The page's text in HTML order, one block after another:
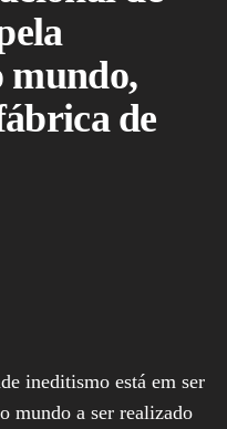
Assembleia
Legislativa,
São Paulo,
de Janeiro,
Centro-
Sul, Sudeste,
mundo,
de
ineditismo está em ser
mundo a ser realizado